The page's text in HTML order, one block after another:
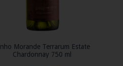
Morande Terrarum Estate
Chardonnay 750 ml